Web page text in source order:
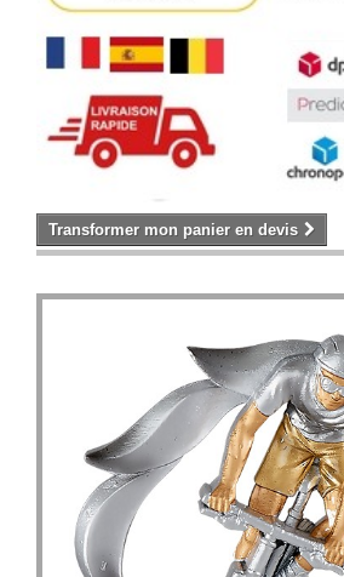
Transformer mon panier en devis